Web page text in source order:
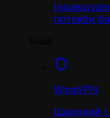
потреби
WingVPN
Швидкий і